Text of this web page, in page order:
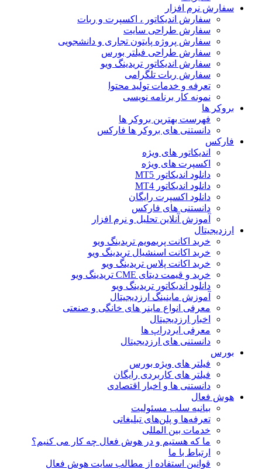
سفارش نرم افزار
سفارش اندیکاتور ، اکسپرت و ربات
سفارش طراحی سایت
سفارش پروژه پایتون تجاری و دانشجویی
سفارش طراحی فیلتر بورس
سفارش اندیکاتور تریدینگ ویو
سفارش ربات تلگرامی
تعرفه و خدمات تولید محتوا
نمونه کار برنامه نویسی
بروکر ها
فهرست بهترین بروکر ها
دانستنی های بروکر ها فارکس
فارکس
اندیکاتور های ویژه
اکسپرت های ویژه
دانلود اندیکاتور MT5
دانلود اندیکاتور MT4
دانلود اکسپرت رایگان
دانستنی های فارکس
آموزش آنلاین تحلیل و نرم افزار
ارزدیجیتال
خرید اکانت پریمویم تریدینگ ویو
خرید اکانت اسنشیال تریدینگ ویو
خرید اکانت پلاس تریدینگ ویو
خرید و قیمت دیتای CME تریدینگ ویو
دانلود اندیکاتور تریدینگ ویو
آموزش ماینینگ ارزدیجیتال
معرفی انواع ماینر های خانگی و صنعتی
اخبار ارزدیجیتال
معرفی ایردراپ ها
دانستنی های ارزدیجیتال
بورس
فیلتر های ویژه بورس
فیلتر های کاربردی رایگان
دانستنی ها و اخبار اقتصادی
هوش فعال
بیانیه سلب مسئولیت
تعرفه‌ها و پلن‌های تبلیغاتی
خدمات بین المللی
ما که هستیم و در هوش فعال چه کار می کنیم؟
ارتباط با ما
قوانین استفاده از مطالب سایت هوش فعال